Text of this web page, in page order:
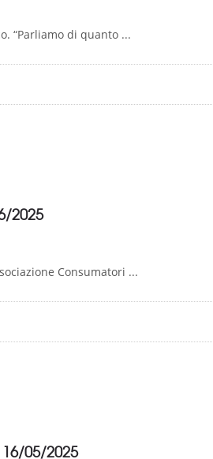
“Parliamo di quanto ...
2025
Consumatori ...
05/2025